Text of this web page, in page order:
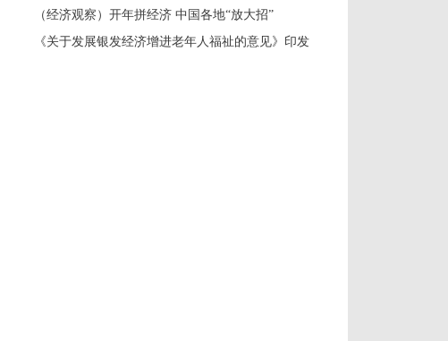
（经济观察）开年拼经济 中国各地“放大招”
《关于发展银发经济增进老年人福祉的意见》印发